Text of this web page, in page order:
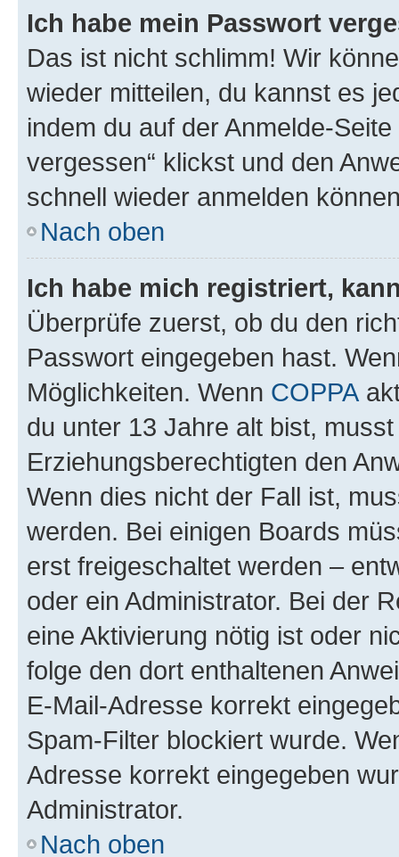
Ich habe mein Passwort
Das ist nicht schlimm! Wir
wieder mitteilen, du kannst es
indem du auf der Anmelde-
vergessen“ klickst und den
schnell wieder anmelden
Nach oben
Ich habe mich registriert,
Überprüfe zuerst, ob du den
Passwort eingegeben hast.
Möglichkeiten. Wenn COPPA
du unter 13 Jahre alt bist,
Erziehungsberechtigten den
Wenn dies nicht der Fall ist,
werden. Bei einigen Boards
erst freigeschaltet werden –
oder ein Administrator. Bei der
eine Aktivierung nötig ist oder
folge den dort enthaltenen
E-Mail-Adresse korrekt
Spam-Filter blockiert wurde.
Adresse korrekt eingegeben
Administrator.
Nach oben